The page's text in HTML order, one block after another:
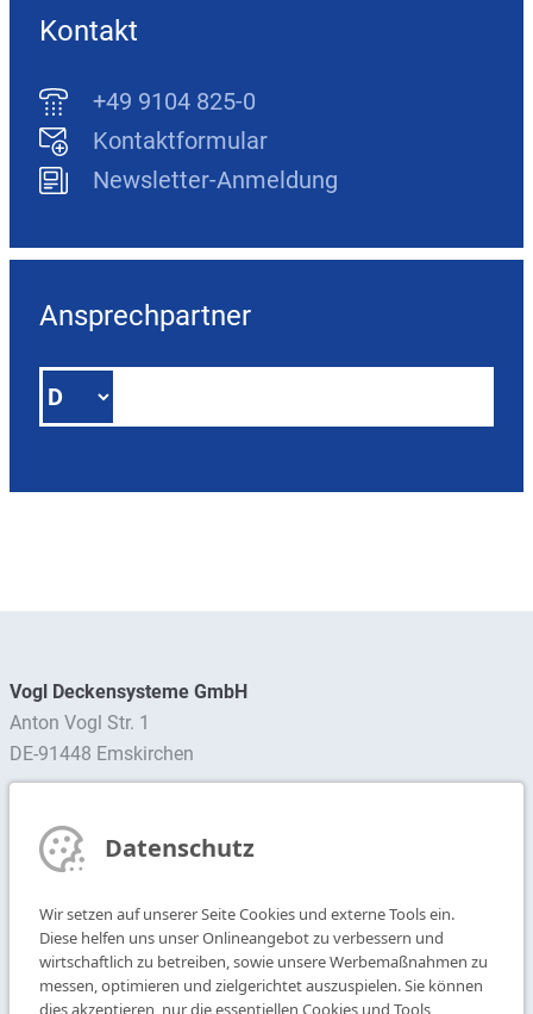
Kontakt
+49 9104 825-0
Kontaktformular
Newsletter-Anmeldung
Ansprechpartner
Vogl Deckensysteme GmbH
Anton Vogl Str. 1
DE-91448 Emskirchen
Newsletter abonnieren
+49 9104 825-0
+49 9104 825-250
info@vogl-deckensysteme.de
Datenschutz
Wir setzen auf unserer Seite Cookies und externe Tools ein.
Diese helfen uns unser Onlineangebot zu verbessern und
wirtschaftlich zu betreiben, sowie unsere Werbemaßnahmen zu
messen, optimieren und zielgerichtet auszuspielen. Sie können
dies akzeptieren, nur die essentiellen Cookies und Tools